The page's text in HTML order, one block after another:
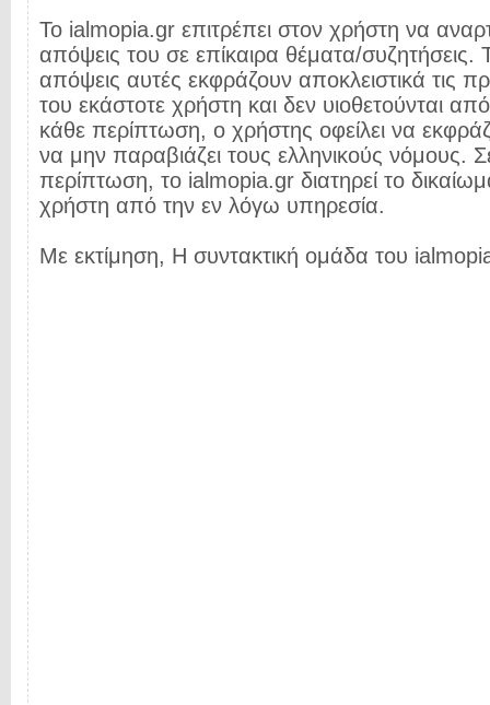
Το ialmopia.gr επιτρέπει στον χρήστη να
απόψεις του σε επίκαιρα θέματα/συζητήσεις.
απόψεις αυτές εκφράζουν αποκλειστικά τις
του εκάστοτε χρήστη και δεν υιοθετούνται
κάθε περίπτωση, ο χρήστης οφείλει να
να μην παραβιάζει τους ελληνικούς νόμους.
περίπτωση, το ialmopia.gr διατηρεί το
χρήστη από την εν λόγω υπηρεσία.
Με εκτίμηση, Η συντακτική ομάδα του